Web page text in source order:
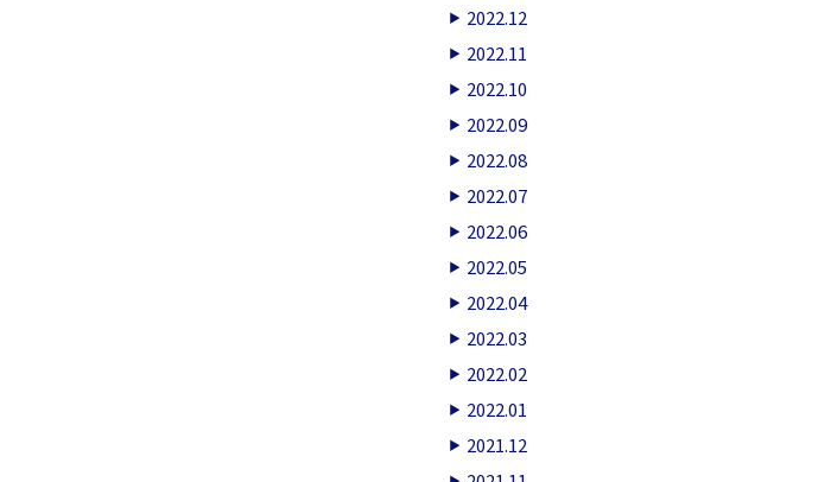
2022.12
2022.11
2022.10
2022.09
2022.08
2022.07
2022.06
2022.05
2022.04
2022.03
2022.02
2022.01
2021.12